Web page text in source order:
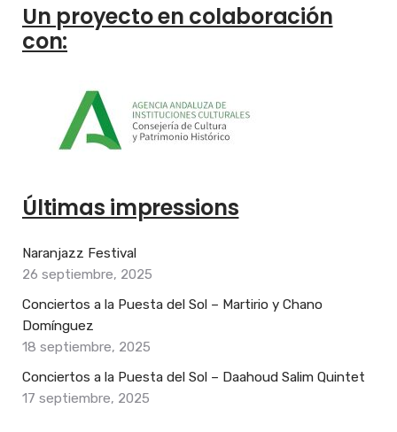
Un proyecto en colaboración
con:
Últimas impressions
Naranjazz Festival
26 septiembre, 2025
Conciertos a la Puesta del Sol – Martirio y Chano
Domínguez
18 septiembre, 2025
Conciertos a la Puesta del Sol – Daahoud Salim Quintet
17 septiembre, 2025